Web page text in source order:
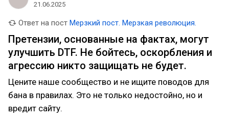
21.06.2025
Ответ на пост Мерзкий пост. Мерзкая революция.
Претензии, основанные на фактах, могут
улучшить DTF. Не бойтесь, оскорбления и
агрессию никто защищать не будет.
Цените наше сообщество и не ищите поводов для
бана в правилах. Это не только недостойно, но и
вредит сайту.